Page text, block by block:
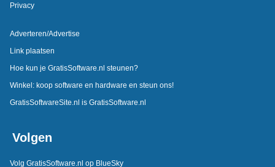
Privacy
Adverteren/Advertise
Link plaatsen
Hoe kun je GratisSoftware.nl steunen?
Winkel: koop software en hardware en steun ons!
GratisSoftwareSite.nl is GratisSoftware.nl
Volgen
Volg GratisSoftware.nl op BlueSky